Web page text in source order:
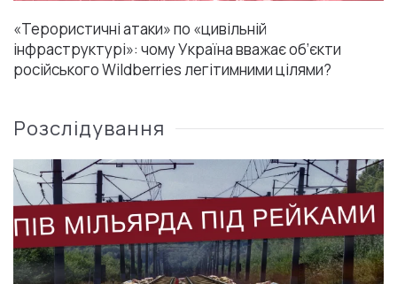
«Терористичні атаки» по «цивільній
інфраструктурі»: чому Україна вважає об’єкти
російського Wildberries легітимними цілями?
Розслідування